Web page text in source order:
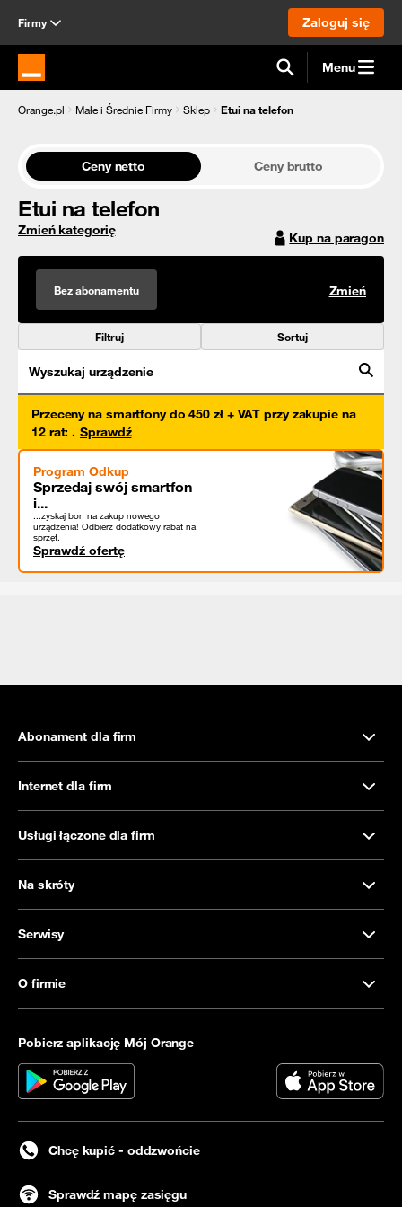
Firmy Zaloguj się
Strona główna Orange.pl Menu
Orange.pl Małe i Średnie Firmy Sklep Etui na telefon
Ceny netto Ceny brutto
Etui na telefon
Zmień kategorię Kup na paragon
Bez abonamentu Zmień
Filtruj Sortuj
Wyszukaj urządzenie
Przeceny na smartfony do 450 zł + VAT przy zakupie na
12 rat: . Sprawdź
Program Odkup
Sprzedaj swój smartfon
i...
...zyskaj bon na zakup nowego
urządzenia! Odbierz dodatkowy rabat na
sprzęt.
Sprawdź ofertę
Abonament dla firm
Internet dla firm
Usługi łączone dla firm
Na skróty
Serwisy
O firmie
Pobierz aplikację Mój Orange
Chcę kupić - oddzwońcie
Sprawdź mapę zasięgu